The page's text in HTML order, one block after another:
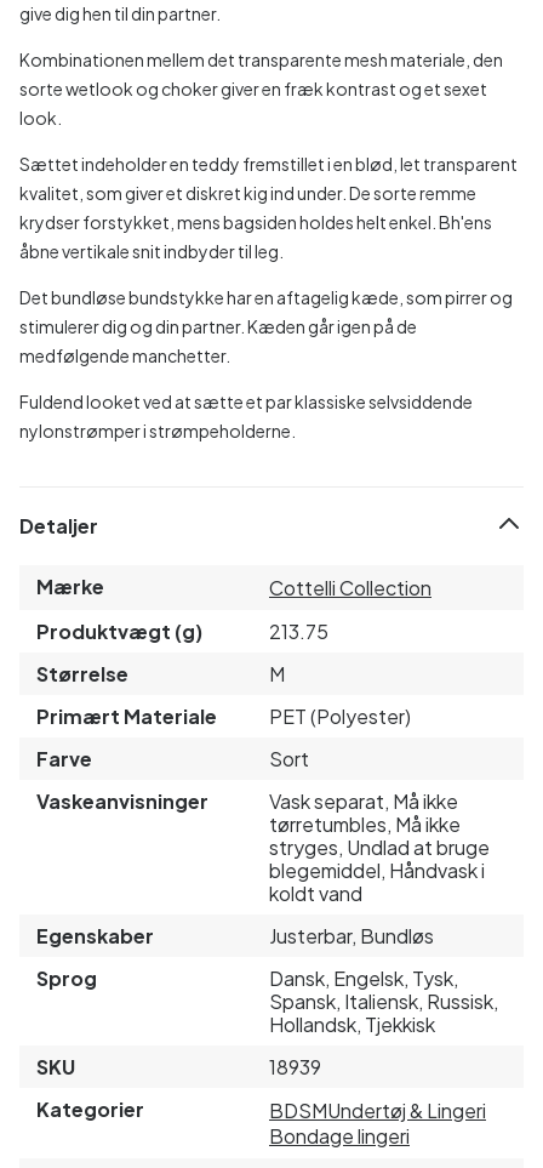
give dig hen til din partner.
Kombinationen mellem det transparente mesh materiale, den
sorte wetlook og choker giver en fræk kontrast og et sexet
look.
Sættet indeholder en teddy fremstillet i en blød, let transparent
kvalitet, som giver et diskret kig ind under. De sorte remme
krydser forstykket, mens bagsiden holdes helt enkel. Bh'ens
åbne vertikale snit indbyder til leg.
Det bundløse bundstykke har en aftagelig kæde, som pirrer og
stimulerer dig og din partner. Kæden går igen på de
medfølgende manchetter.
Fuldend looket ved at sætte et par klassiske selvsiddende
nylonstrømper i strømpeholderne.
Detaljer
Mærke
Cottelli Collection
Produktvægt (g)
213.75
Størrelse
M
Primært Materiale
PET (Polyester)
Farve
Sort
Vaskeanvisninger
Vask separat, Må ikke
tørretumbles, Må ikke
stryges, Undlad at bruge
blegemiddel, Håndvask i
koldt vand
Egenskaber
Justerbar, Bundløs
Sprog
Dansk, Engelsk, Tysk,
Spansk, Italiensk, Russisk,
Hollandsk, Tjekkisk
SKU
18939
Kategorier
BDSMUndertøj & Lingeri
Bondage lingeri